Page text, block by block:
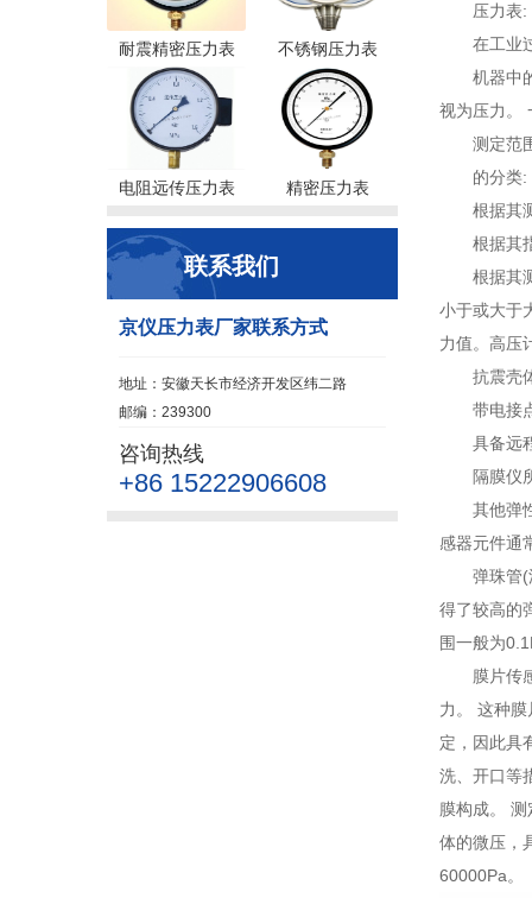
耐震精密压力表 不锈钢压力表
电阻远传压力表 精密压力表
联系我们
京仪压力表厂家联系方式
地址：安徽天长市经济开发区纬二路
邮编：239300
咨询热线
+86 15222906608
压力表:
在工业
机器中
视为压力。
测定范
的分类:
根据其
根据其
根据其
小于或大于
力值。高压
抗震壳
带电接
具备远
隔膜仪
其他弹
感器元件通
弹珠管
得了较高的
围一般为
膜片传
力。 这种
定，因此具
洗、开口等
膜构成。
体的微压，
60000Pa。